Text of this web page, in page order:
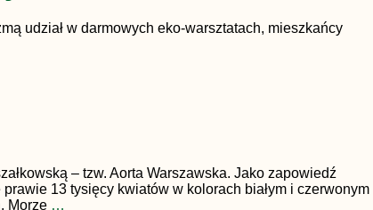
udział w darmowych eko-warsztatach, mieszkańcy
– tzw. Aorta Warszawska. Jako zapowiedź
13 tysięcy kwiatów w kolorach białym i czerwonym
Morze …